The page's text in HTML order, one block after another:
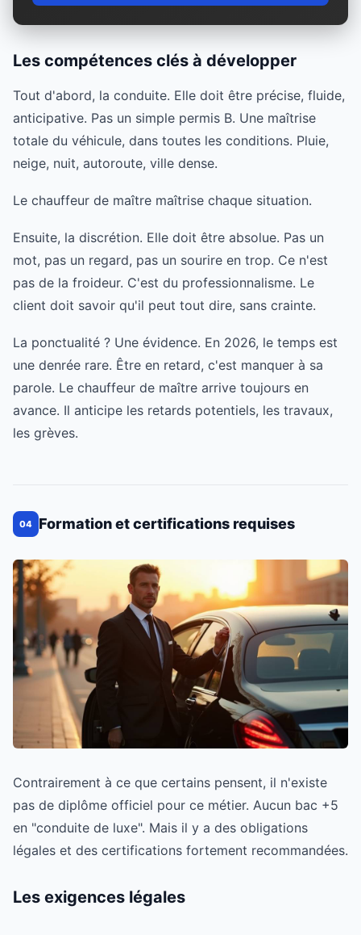
Les compétences clés à développer
Tout d'abord, la conduite. Elle doit être précise, fluide,
anticipative. Pas un simple permis B. Une maîtrise
totale du véhicule, dans toutes les conditions. Pluie,
neige, nuit, autoroute, ville dense.
Le chauffeur de maître maîtrise chaque situation.
Ensuite, la discrétion. Elle doit être absolue. Pas un
mot, pas un regard, pas un sourire en trop. Ce n'est
pas de la froideur. C'est du professionnalisme. Le
client doit savoir qu'il peut tout dire, sans crainte.
La ponctualité ? Une évidence. En 2026, le temps est
une denrée rare. Être en retard, c'est manquer à sa
parole. Le chauffeur de maître arrive toujours en
avance. Il anticipe les retards potentiels, les travaux,
les grèves.
04 Formation et certifications requises
Contrairement à ce que certains pensent, il n'existe
pas de diplôme officiel pour ce métier. Aucun bac +5
en "conduite de luxe". Mais il y a des obligations
légales et des certifications fortement recommandées.
Les exigences légales